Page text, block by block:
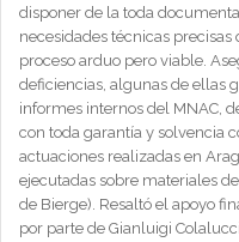
disponer de la toda
necesidades técnicas
proceso arduo pero viable.
deficiencias, algunas de ellas
informes internos del MNAC,
con toda garantía y solvencia
actuaciones realizadas en
ejecutadas sobre materiales
de Bierge). Resaltó el apoyo
por parte de Gianluigi